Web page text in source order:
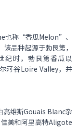
也称“香瓜Melon”、
品种起源于勃艮第，
纪时，勃艮第香瓜以
河谷Loire Valley，并
高维斯Gouais Blanc杂
美和阿里高特Aligote